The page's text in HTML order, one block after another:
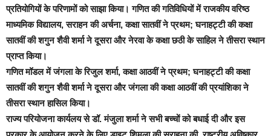
प्रतियोगियों के परिणामों को साझा किया। गणित की गतिविधियों में राजकीय वरिष्ठ
माध्यमिक विद्यालय, सराहन की अर्चना, कक्षा सातवीं ने प्रथम; घनाहट्टी की कक्षा
सातवीं की शगुन शैवी शर्मा ने दूसरा और नेरवा के कक्षा छठी के साहिल ने तीसरा स्थान
प्राप्त किया।
गणित मॉडल में जंगला के रिजुल शर्मा, कक्षा आठवीं ने प्रथम; घनाहट्टी की कक्षा
सातवीं की शगुन शैवी शर्मा ने दूसरा और जंगला की कक्षा आठवीं की प्रयांशिका ने
तीसरा स्थान हासिल किया।
राज्य परियोजना कार्यलय से डॉ. मंजुला शर्मा ने सभी बच्चों को बधाई दी और इस